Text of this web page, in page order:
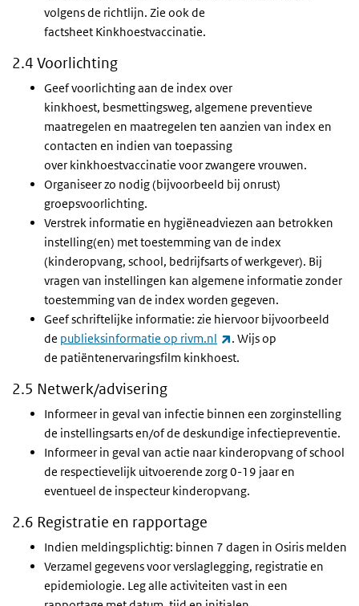
volgens de richtlijn. Zie ook de
factsheet Kinkhoestvaccinatie.
2.4 Voorlichting
Geef voorlichting aan de index over
kinkhoest, besmettingsweg, algemene preventieve
maatregelen en maatregelen ten aanzien van index en
contacten en indien van toepassing
over kinkhoestvaccinatie voor zwangere vrouwen.
Organiseer zo nodig (bijvoorbeeld bij onrust)
groepsvoorlichting.
Verstrek informatie en hygiëneadviezen aan betrokken
instelling(en) met toestemming van de index
(kinderopvang, school, bedrijfsarts of werkgever). Bij
vragen van instellingen kan algemene informatie zonder
toestemming van de index worden gegeven.
Geef schriftelijke informatie: zie hiervoor bijvoorbeeld
de publieksinformatie op rivm.nl (externe link)
. Wijs op
de patiëntenervaringsfilm kinkhoest.
2.5 Netwerk/advisering
Informeer in geval van infectie binnen een zorginstelling
de instellingsarts en/of de deskundige infectiepreventie.
Informeer in geval van actie naar kinderopvang of school
de respectievelijk uitvoerende zorg 0-19 jaar en
eventueel de inspecteur kinderopvang.
2.6 Registratie en rapportage
Indien meldingsplichtig: binnen 7 dagen in Osiris melden
Verzamel gegevens voor verslaglegging, registratie en
epidemiologie. Leg alle activiteiten vast in een